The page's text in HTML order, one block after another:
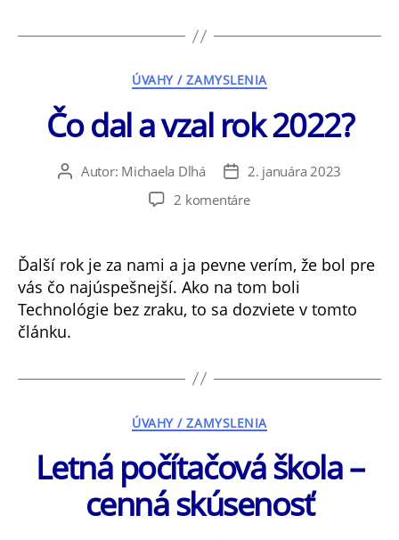
Kategórie
ÚVAHY / ZAMYSLENIA
Čo dal a vzal rok 2022?
AutorAutor: Michaela Dlhá
Dátum
článku
2. januára 2023
2 komentárena
vzal
rok
2022?
Ďalší rok je za nami a ja pevne verím, že bol pre
vás čo najúspešnejší. Ako na tom boli
Technológie bez zraku, to sa dozviete v tomto
článku.
Kategórie
ÚVAHY / ZAMYSLENIA
Letná počítačová škola –
cenná skúsenosť